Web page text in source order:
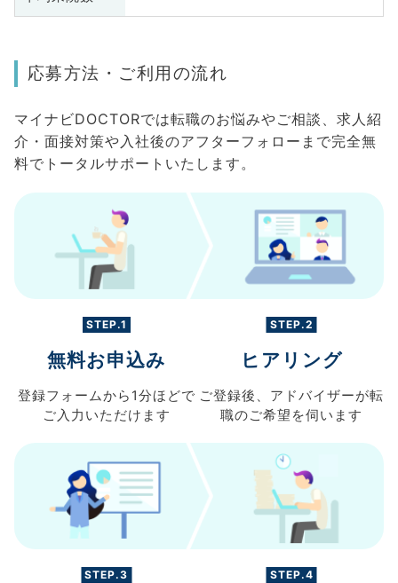
応募方法・ご利用の流れ
マイナビDOCTORでは転職のお悩みやご相談、求人紹
介・面接対策や入社後のアフターフォローまで完全無
料でトータルサポートいたします。
STEP.1
無料お申込み
登録フォームから 1分ほどで
ご入力 いただけます
STEP.2
ヒアリング
ご登録後、 アドバイザーが転
職のご希望を伺います
STEP.3 STEP.4